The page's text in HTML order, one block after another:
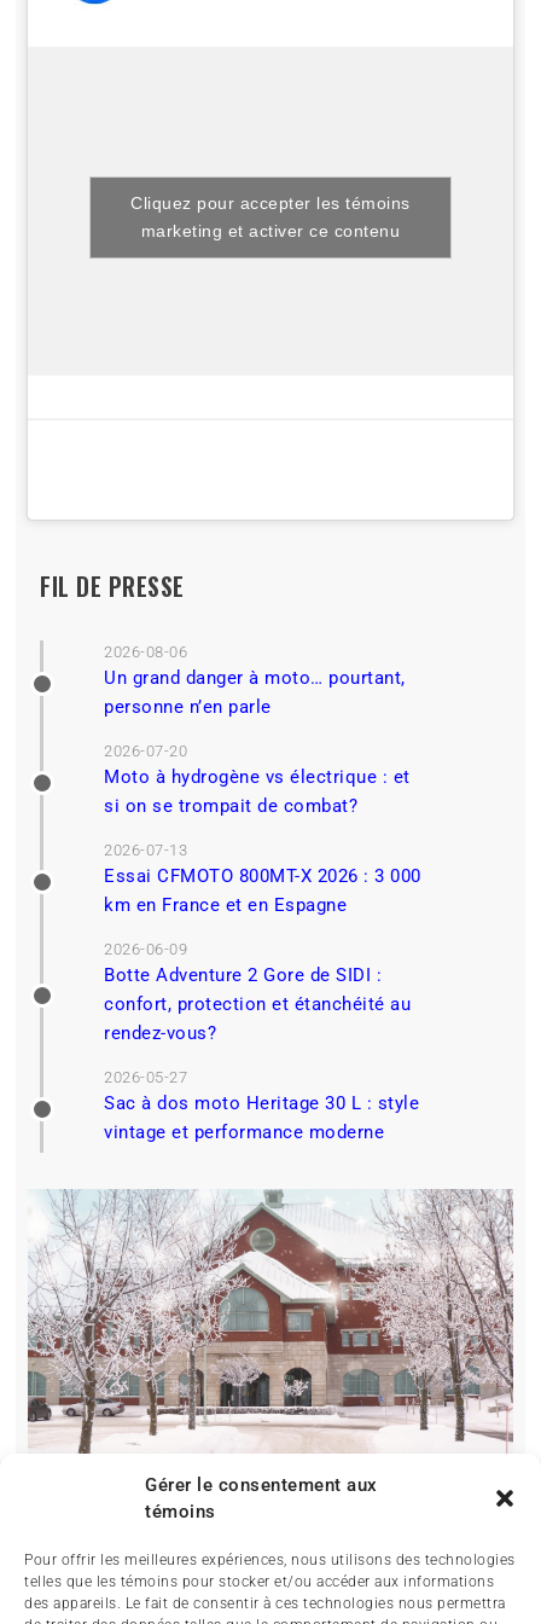
Gérer le consentement aux
témoins
Pour offrir les meilleures expériences, nous utilisons des technologies
telles que les témoins pour stocker et/ou accéder aux informations
des appareils. Le fait de consentir à ces technologies nous permettra
Cliquez pour accepter les témoins
marketing et activer ce contenu
FIL DE PRESSE
2026-08-06
Un grand danger à moto… pourtant,
personne n’en parle
2026-07-20
Moto à hydrogène vs électrique : et
si on se trompait de combat?
2026-07-13
Essai CFMOTO 800MT-X 2026 : 3 000
km en France et en Espagne
2026-06-09
Botte Adventure 2 Gore de SIDI :
confort, protection et étanchéité au
rendez-vous?
2026-05-27
Sac à dos moto Heritage 30 L : style
vintage et performance moderne